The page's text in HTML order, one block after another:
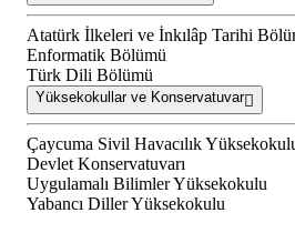
Atatürk İlkeleri ve İnkılâp Tarihi
Enformatik Bölümü
Türk Dili Bölümü
Yüksekokullar ve Konservatuvar
Çaycuma Sivil Havacılık
Devlet Konservatuvarı
Uygulamalı Bilimler Yüksekokulu
Yabancı Diller Yüksekokulu